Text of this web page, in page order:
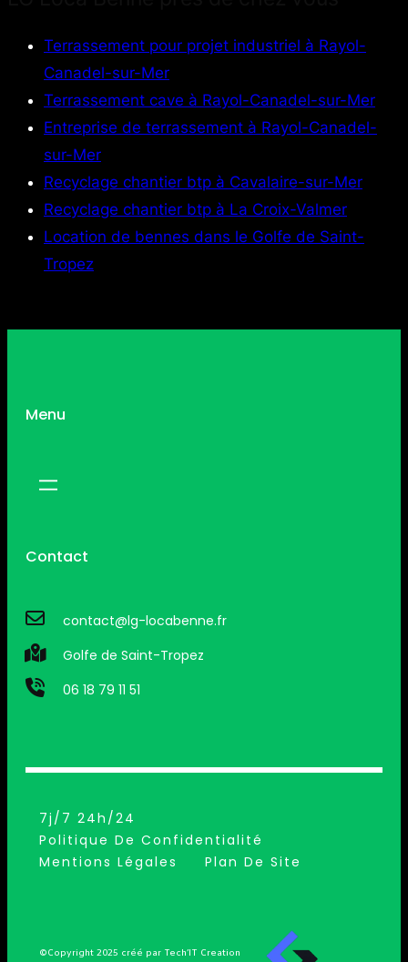
Terrassement pour projet industriel à Rayol-
Canadel-sur-Mer
Terrassement cave à Rayol-Canadel-sur-Mer
Entreprise de terrassement à Rayol-Canadel-
sur-Mer
Recyclage chantier btp à Cavalaire-sur-Mer
Recyclage chantier btp à La Croix-Valmer
Location de bennes dans le Golfe de Saint-
Tropez
Menu
Contact
contact@lg-locabenne.fr
Golfe de Saint-Tropez
06 18 79 11 51
7j/7 24h/24
Politique De Confidentialité
Mentions Légales
Plan De Site
©Copyright 2025 créé par Tech’IT Creation